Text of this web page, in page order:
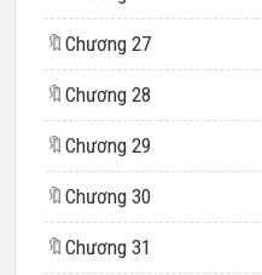
🔖 Chương 27
🔖 Chương 28
🔖 Chương 29
🔖 Chương 30
🔖 Chương 31